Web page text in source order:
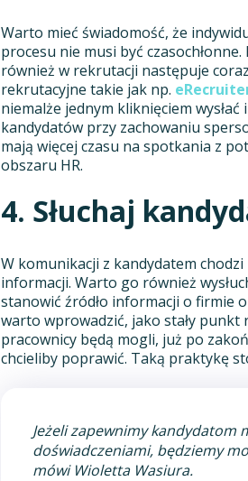
Warto mieć świadomość, że
procesu nie musi być
również w rekrutacji następuje
rekrutacyjne takie jak np.
niemalże jednym kliknięciem
kandydatów przy zachowaniu
mają więcej czasu na spotkania z
obszaru HR.
4. Słuchaj
W komunikacji z kandydatem
informacji. Warto go również
stanowić źródło informacji o firmie
warto wprowadzić, jako stały
pracownicy będą mogli, już po
chcieliby poprawić. Taką praktykę
Jeżeli zapewnimy kandydatom
doświadczeniami, będziemy
mówi Wioletta Wasiura.